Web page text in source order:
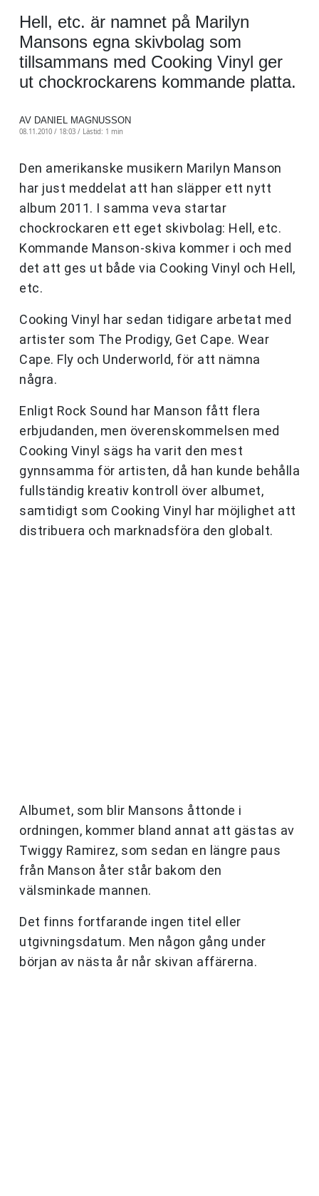
Hell, etc. är namnet på Marilyn
Mansons egna skivbolag som
tillsammans med Cooking Vinyl ger
ut chockrockarens kommande platta.
AV DANIEL MAGNUSSON
08.11.2010 / 18:03 / Lästid: 1 min
Den amerikanske musikern Marilyn Manson
har just meddelat att han släpper ett nytt
album 2011. I samma veva startar
chockrockaren ett eget skivbolag: Hell, etc.
Kommande Manson-skiva kommer i och med
det att ges ut både via Cooking Vinyl och Hell,
etc.
Cooking Vinyl har sedan tidigare arbetat med
artister som The Prodigy, Get Cape. Wear
Cape. Fly och Underworld, för att nämna
några.
Enligt Rock Sound har Manson fått flera
erbjudanden, men överenskommelsen med
Cooking Vinyl sägs ha varit den mest
gynnsamma för artisten, då han kunde behålla
fullständig kreativ kontroll över albumet,
samtidigt som Cooking Vinyl har möjlighet att
distribuera och marknadsföra den globalt.
Albumet, som blir Mansons åttonde i
ordningen, kommer bland annat att gästas av
Twiggy Ramirez, som sedan en längre paus
från Manson åter står bakom den
välsminkade mannen.
Det finns fortfarande ingen titel eller
utgivningsdatum. Men någon gång under
början av nästa år når skivan affärerna.